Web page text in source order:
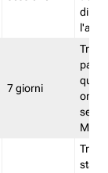
7 giorni
stata